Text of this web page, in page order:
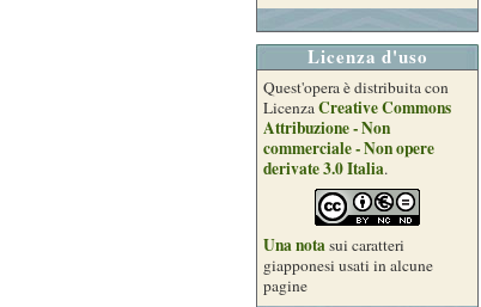
Licenza d'uso
Quest'opera è distribuita con
LicenzaCreative Commons
Attribuzione - Non
commerciale - Non opere
derivate 3.0 Italia.
Una notasui caratteri
giapponesi usati in alcune
pagine